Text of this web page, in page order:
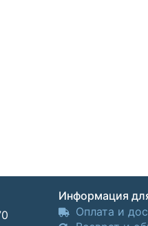
Информация
Оплата и